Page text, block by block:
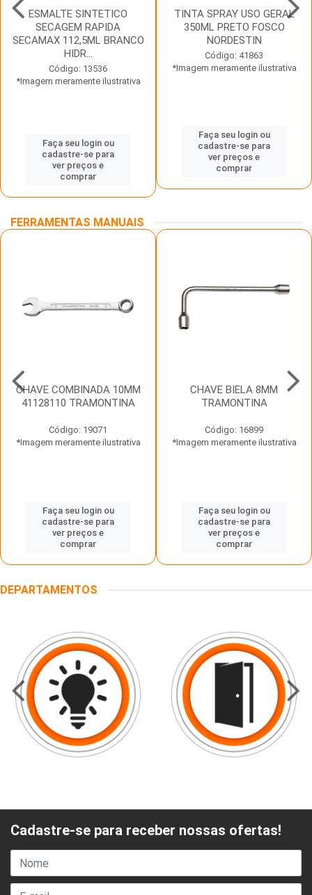
ESMALTE SINTETICO
SECAGEM RAPIDA
SECAMAX 112,5ML BRANCO
HIDR...
Código: 13536
*Imagem meramente ilustrativa
Faça seu login ou
cadastre-se para
ver preços e
comprar
TINTA SPRAY USO GERAL
350ML PRETO FOSCO
NORDESTIN
Código: 41863
*Imagem meramente ilustrativa
Faça seu login ou
cadastre-se para
ver preços e
comprar
FERRAMENTAS MANUAIS
CHAVE COMBINADA 10MM
41128110 TRAMONTINA
Código: 19071
*Imagem meramente ilustrativa
Faça seu login ou
cadastre-se para
ver preços e
comprar
CHAVE BIELA 8MM
TRAMONTINA
Código: 16899
*Imagem meramente ilustrativa
Faça seu login ou
cadastre-se para
ver preços e
comprar
DEPARTAMENTOS
Cadastre-se para receber nossas ofertas!